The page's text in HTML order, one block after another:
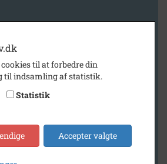
Arkiv
til at forbedre din
til indsamling af statistik.
Statistik
Accepter valgte